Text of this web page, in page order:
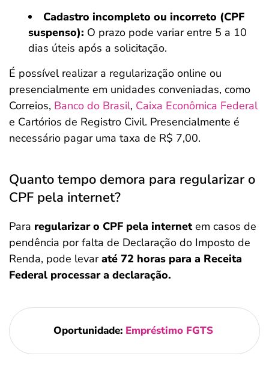
Cadastro incompleto ou incorreto (CPF
suspenso): O prazo pode variar entre 5 a 10
dias úteis após a solicitação.
É possível realizar a regularização online ou
presencialmente em unidades conveniadas, como
Correios, Banco do Brasil, Caixa Econômica Federal
e Cartórios de Registro Civil. Presencialmente é
necessário pagar uma taxa de R$ 7,00.
Quanto tempo demora para regularizar o
CPF pela internet?
Para regularizar o CPF pela internetem casos de
pendência por falta de Declaração do Imposto de
Renda, pode levaraté 72 horas para a Receita
Federal processar a declaração.
Oportunidade: Empréstimo FGTS